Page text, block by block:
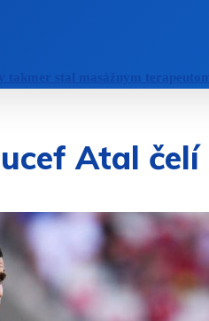
takmer stal masážnym
Atal